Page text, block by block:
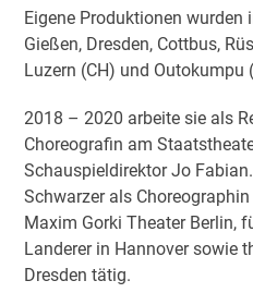
Eigene Produktionen wurden
Gießen, Dresden, Cottbus,
Luzern (CH) und Outokumpu
2018 – 2020 arbeite sie als
Choreografin am
Schauspieldirektor Jo
Schwarzer als
Maxim Gorki Theater Berlin,
Landerer in Hannover sowie
Dresden tätig.